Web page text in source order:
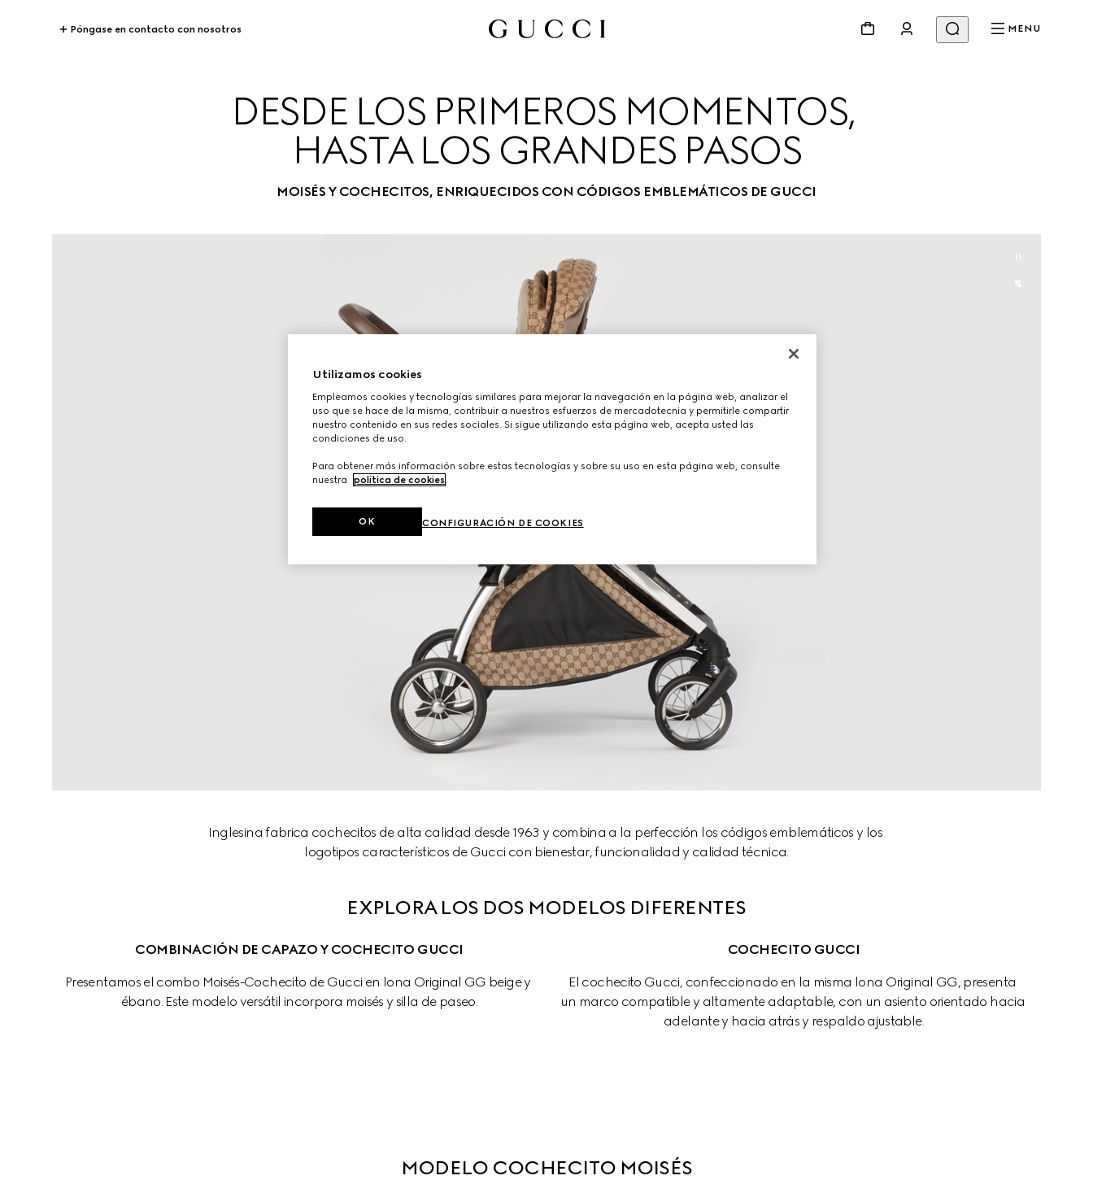
Póngase en contacto con nosotros MENU
DESDE LOS PRIMEROS MOMENTOS,
HASTA LOS GRANDES PASOS
MOISÉS Y COCHECITOS, ENRIQUECIDOS CON CÓDIGOS EMBLEMÁTICOS DE GUCCI
Inglesina fabrica cochecitos de alta calidad desde 1963 y combina a la perfección los códigos emblemáticos y los
logotipos característicos de Gucci con bienestar, funcionalidad y calidad técnica.
EXPLORA LOS DOS MODELOS DIFERENTES
COMBINACIÓN DE CAPAZO Y COCHECITO GUCCI
Presentamos el combo Moisés-Cochecito de Gucci en lona Original GG beige y
ébano. Este modelo versátil incorpora moisés y silla de paseo.
COCHECITO GUCCI
El cochecito Gucci, confeccionado en la misma lona Original GG, presenta
un marco compatible y altamente adaptable, con un asiento orientado hacia
adelante y hacia atrás y respaldo ajustable.
MODELO COCHECITO MOISÉS
Utilizamos cookies
Empleamos cookies y tecnologías similares para mejorar la navegación en la página web, analizar el
uso que se hace de la misma, contribuir a nuestros esfuerzos de mercadotecnia y permitirle compartir
nuestro contenido en sus redes sociales. Si sigue utilizando esta página web, acepta usted las
condiciones de uso.
Para obtener más información sobre estas tecnologías y sobre su uso en esta página web, consulte
nuestra
política de cookies
CONFIGURACIÓN DE COOKIES
OK